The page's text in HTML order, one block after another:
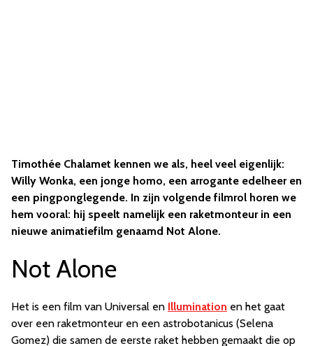
Timothée Chalamet kennen we als, heel veel eigenlijk:
Willy Wonka, een jonge homo, een arrogante edelheer en
een pingponglegende. In zijn volgende filmrol horen we
hem vooral: hij speelt namelijk een raketmonteur in een
nieuwe animatiefilm genaamd Not Alone.
Not Alone
Het is een film van Universal en Illumination en het gaat
over een raketmonteur en een astrobotanicus (Selena
Gomez) die samen de eerste raket hebben gemaakt die op